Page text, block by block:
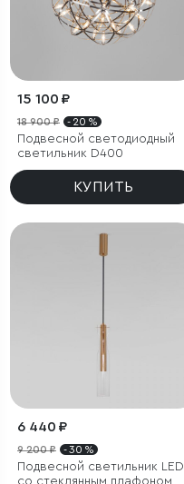
15 100 ₽
18 900 ₽ - 20 %
Подвесной светодиодный
светильник D400
КУПИТЬ
6 440 ₽
9 200 ₽ - 30 %
Подвесной светильник LED
со стеклянным плафоном